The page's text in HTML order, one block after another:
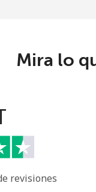
Mira lo
revisiones